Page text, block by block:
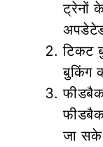
ट्रेनों
टिकट
बुकिंग
जा